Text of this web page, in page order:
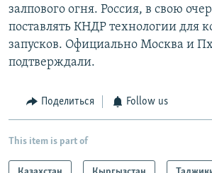
залпового огня. Россия, в свою
поставлять КНДР технологии для
запусков. Официально Москва и
подтверждали.
Поделиться Follow us
This item is part of